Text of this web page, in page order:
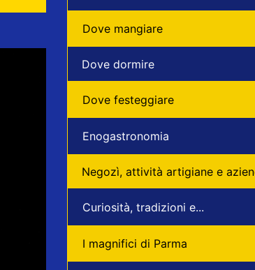
Dove mangiare
Dove dormire
Dove festeggiare
Enogastronomia
Negozì, attività artigiane e
Curiosità, tradizioni e...
I magnifici di Parma